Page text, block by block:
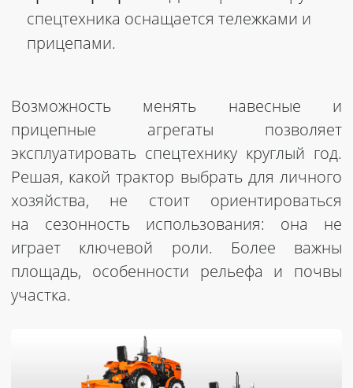
спецтехника оснащается тележками и
прицепами.
Возможность менять навесные и
прицепные агрегаты позволяет
эксплуатировать спецтехнику круглый год.
Решая, какой трактор выбрать для личного
хозяйства, не стоит ориентироваться
на сезонность использования: она не
играет ключевой роли. Более важны
площадь, особенности рельефа и почвы
участка.